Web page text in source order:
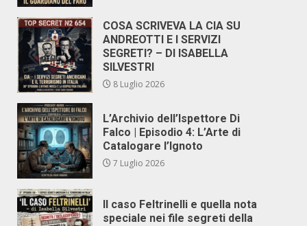
COSA SCRIVEVA LA CIA SU
ANDREOTTI E I SERVIZI
SEGRETI? – DI ISABELLA
SILVESTRI
8 Luglio 2026
L’Archivio dell’Ispettore Di
Falco | Episodio 4: L’Arte di
Catalogare l’Ignoto
7 Luglio 2026
Il caso Feltrinelli e quella nota
speciale nei file segreti della